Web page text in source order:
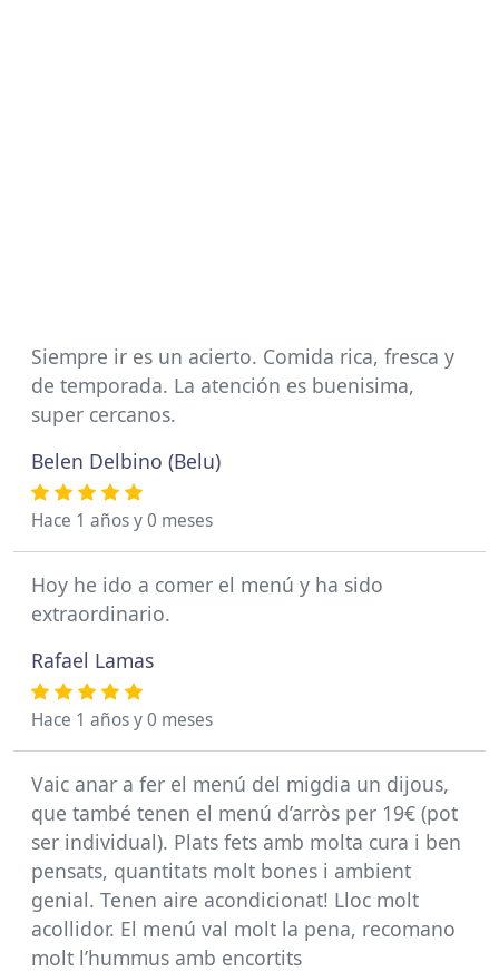
Siempre ir es un acierto. Comida rica, fresca y
de temporada. La atención es buenisima,
super cercanos.
Belen Delbino (Belu)
Hace 1 años y 0 meses
Hoy he ido a comer el menú y ha sido
extraordinario.
Rafael Lamas
Hace 1 años y 0 meses
Vaic anar a fer el menú del migdia un dijous,
que també tenen el menú d’arròs per 19€ (pot
ser individual). Plats fets amb molta cura i ben
pensats, quantitats molt bones i ambient
genial. Tenen aire acondicionat! Lloc molt
acollidor. El menú val molt la pena, recomano
molt l’hummus amb encortits